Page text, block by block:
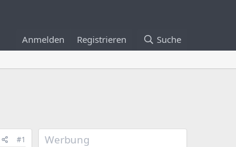
Anmelden Registrieren Suche
#1 Werbung